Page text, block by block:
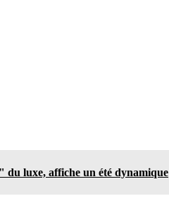
luxe, affiche un été dynamique